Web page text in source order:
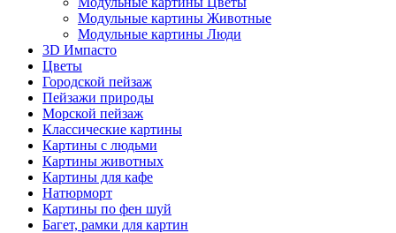
Модульные картины Животные
Модульные картины Люди
3D Импасто
Цветы
Городской пейзаж
Пейзажи природы
Морской пейзаж
Классические картины
Картины с людьми
Картины животных
Картины для кафе
Натюрморт
Картины по фен шуй
Багет, рамки для картин